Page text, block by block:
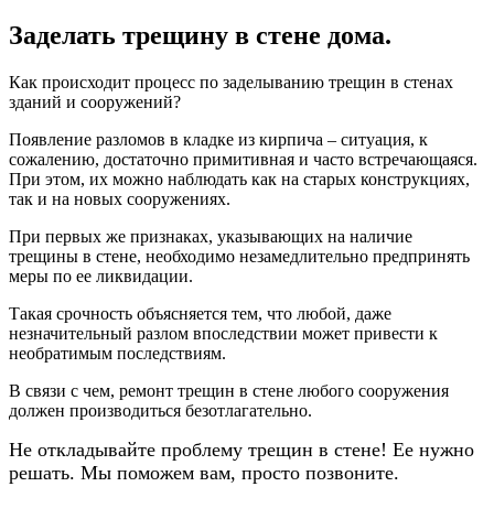
Заделать трещину в стене дома.
Как происходит процесс по заделыванию трещин в стенах
зданий и сооружений?
Появление разломов в кладке из кирпича – ситуация, к
сожалению, достаточно примитивная и часто встречающаяся.
При этом, их можно наблюдать как на старых конструкциях,
так и на новых сооружениях.
При первых же признаках, указывающих на наличие
трещины в стене, необходимо незамедлительно предпринять
меры по ее ликвидации.
Такая срочность объясняется тем, что любой, даже
незначительный разлом впоследствии может привести к
необратимым последствиям.
В связи с чем, ремонт трещин в стене любого сооружения
должен производиться безотлагательно.
Не откладывайте проблему трещин в стене! Ее нужно
решать. Мы поможем вам, просто позвоните.